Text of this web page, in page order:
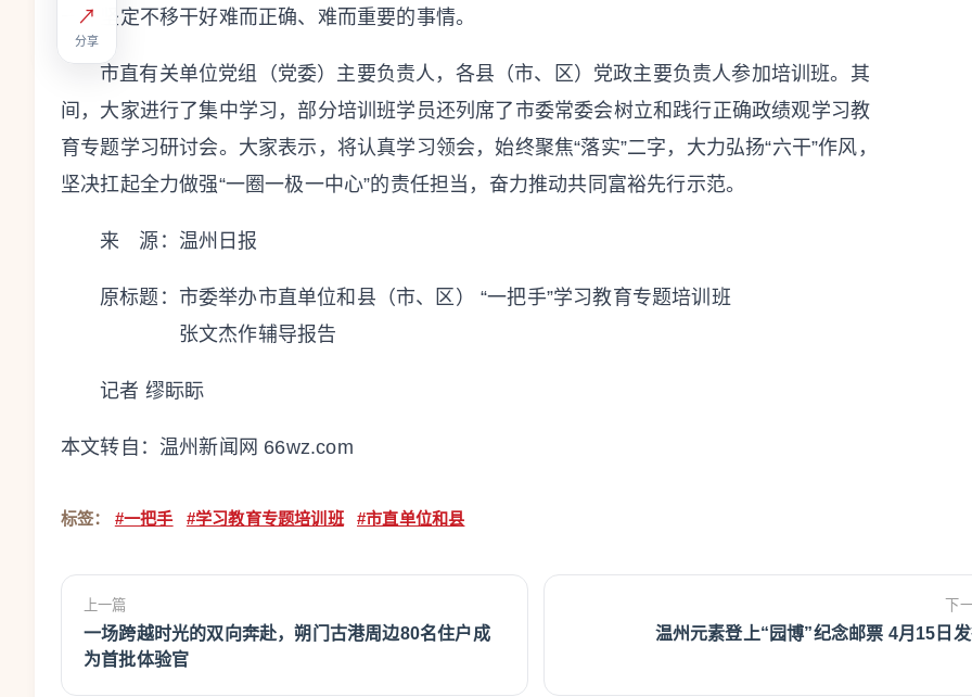
↗
分享
一，坚定不移干好难而正确、难而重要的事情。
市直有关单位党组（党委）主要负责人，各县（市、区）党政主要负责人参加培训班。其
间，大家进行了集中学习，部分培训班学员还列席了市委常委会树立和践行正确政绩观学习教
育专题学习研讨会。大家表示，将认真学习领会，始终聚焦“落实”二字，大力弘扬“六干”作风，
坚决扛起全力做强“一圈一极一中心”的责任担当，奋力推动共同富裕先行示范。
来 源：温州日报
原标题： 市委举办市直单位和县（市、区） “一把手”学习教育专题培训班
张文杰作辅导报告
记者 缪眎眎
本文转自： 温州新闻网 66wz.com
标签： #一把手 #学习教育专题培训班 #市直单位和县
上一篇
一场跨越时光的双向奔赴，朔门古港周边80名住户成
为首批体验官
下
温州元素登上“园博”纪念邮票 4月15日